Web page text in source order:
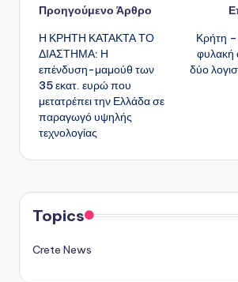
Πλοήγηση
δημοσιεύσεων
Προηγούμενο Άρθρο
Η ΚΡΗΤΗ ΚΑΤΑΚΤΑ ΤΟ
ΔΙΑΣΤΗΜΑ: Η
επένδυση-μαμούθ των
35 εκατ. ευρώ που
μετατρέπει την Ελλάδα σε
παραγωγό υψηλής
τεχνολογίας
Κρήτη
φυλακή
δύο
Topics
Crete News